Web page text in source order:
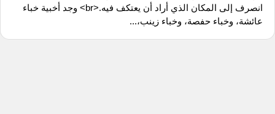
انصرف إلى المكان الذي أراد أن يعتكف فيه.<br> وجد أخبية خباء
عائشة، وخباء حفصة، وخباء زينب،...